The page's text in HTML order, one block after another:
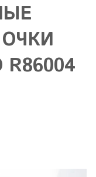
R86004